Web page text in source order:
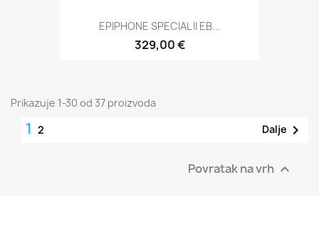
EPIPHONE SPECIAL II EB...
329,00 €
Prikazuje 1-30 od 37 proizvoda
1 2 Dalje 
Povratak na vrh 